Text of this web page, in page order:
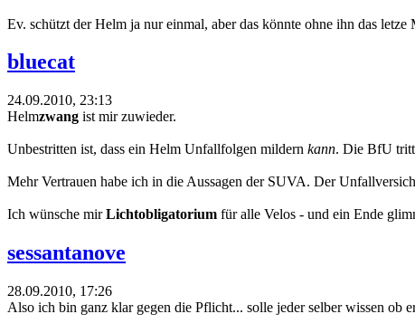
Ev. schützt der Helm ja nur einmal, aber das könnte ohne ihn das letze
bluecat
24.09.2010, 23:13
Helmzwang ist mir zuwieder.
Unbestritten ist, dass ein Helm Unfallfolgen mildern kann. Die BfU tritt
Mehr Vertrauen habe ich in die Aussagen der SUVA. Der
Ich wünsche mirLichtobligatorium für alle Velos - und ein Ende
sessantanove
28.09.2010, 17:26
Also ich bin ganz klar gegen die Pflicht... solle jeder selber wissen ob